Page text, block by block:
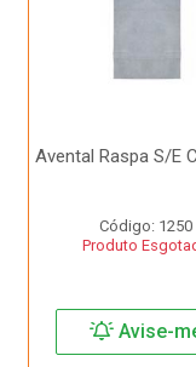
Avental Raspa S/E
Código: 1250
Produto
Avise-